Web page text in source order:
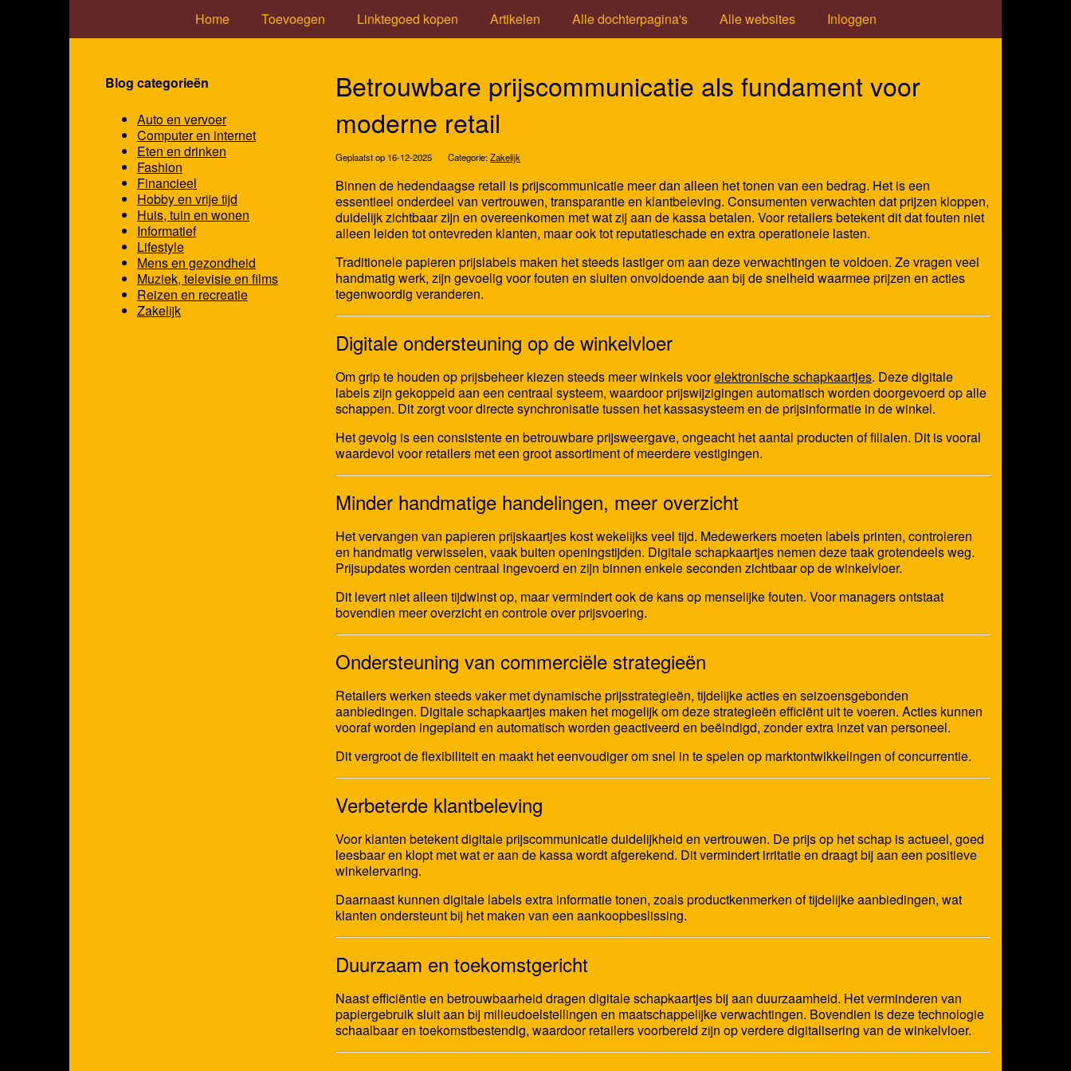
Home Toevoegen Linktegoed kopen Artikelen Alle dochterpagina's Alle websites Inloggen
Betrouwbare prijscommunicatie als fundament voor
moderne retail
Geplaatst op 16-12-2025 Categorie:Zakelijk
Binnen de hedendaagse retail is prijscommunicatie meer dan alleen het tonen van een bedrag. Het is een
essentieel onderdeel van vertrouwen, transparantie en klantbeleving. Consumenten verwachten dat prijzen kloppen,
duidelijk zichtbaar zijn en overeenkomen met wat zij aan de kassa betalen. Voor retailers betekent dit dat fouten niet
alleen leiden tot ontevreden klanten, maar ook tot reputatieschade en extra operationele lasten.
Traditionele papieren prijslabels maken het steeds lastiger om aan deze verwachtingen te voldoen. Ze vragen veel
handmatig werk, zijn gevoelig voor fouten en sluiten onvoldoende aan bij de snelheid waarmee prijzen en acties
tegenwoordig veranderen.
Digitale ondersteuning op de winkelvloer
Om grip te houden op prijsbeheer kiezen steeds meer winkels voorelektronische schapkaartjes. Deze digitale
labels zijn gekoppeld aan een centraal systeem, waardoor prijswijzigingen automatisch worden doorgevoerd op alle
schappen. Dit zorgt voor directe synchronisatie tussen het kassasysteem en de prijsinformatie in de winkel.
Het gevolg is een consistente en betrouwbare prijsweergave, ongeacht het aantal producten of filialen. Dit is vooral
waardevol voor retailers met een groot assortiment of meerdere vestigingen.
Minder handmatige handelingen, meer overzicht
Het vervangen van papieren prijskaartjes kost wekelijks veel tijd. Medewerkers moeten labels printen, controleren
en handmatig verwisselen, vaak buiten openingstijden. Digitale schapkaartjes nemen deze taak grotendeels weg.
Prijsupdates worden centraal ingevoerd en zijn binnen enkele seconden zichtbaar op de winkelvloer.
Dit levert niet alleen tijdwinst op, maar vermindert ook de kans op menselijke fouten. Voor managers ontstaat
bovendien meer overzicht en controle over prijsvoering.
Ondersteuning van commerciële strategieën
Retailers werken steeds vaker met dynamische prijsstrategieën, tijdelijke acties en seizoensgebonden
aanbiedingen. Digitale schapkaartjes maken het mogelijk om deze strategieën efficiënt uit te voeren. Acties kunnen
vooraf worden ingepland en automatisch worden geactiveerd en beëindigd, zonder extra inzet van personeel.
Dit vergroot de flexibiliteit en maakt het eenvoudiger om snel in te spelen op marktontwikkelingen of concurrentie.
Verbeterde klantbeleving
Voor klanten betekent digitale prijscommunicatie duidelijkheid en vertrouwen. De prijs op het schap is actueel, goed
leesbaar en klopt met wat er aan de kassa wordt afgerekend. Dit vermindert irritatie en draagt bij aan een positieve
winkelervaring.
Daarnaast kunnen digitale labels extra informatie tonen, zoals productkenmerken of tijdelijke aanbiedingen, wat
klanten ondersteunt bij het maken van een aankoopbeslissing.
Duurzaam en toekomstgericht
Naast efficiëntie en betrouwbaarheid dragen digitale schapkaartjes bij aan duurzaamheid. Het verminderen van
papiergebruik sluit aan bij milieudoelstellingen en maatschappelijke verwachtingen. Bovendien is deze technologie
schaalbaar en toekomstbestendig, waardoor retailers voorbereid zijn op verdere digitalisering van de winkelvloer.
Blog categorieën
Auto en vervoer
Computer en internet
Eten en drinken
Fashion
Financieel
Hobby en vrije tijd
Huis, tuin en wonen
Informatief
Lifestyle
Mens en gezondheid
Muziek, televisie en films
Reizen en recreatie
Zakelijk